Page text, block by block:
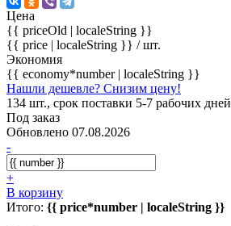
Цена
{{ priceOld | localeString }}
{{ price | localeString }} / шт.
Экономия
{{ economy*number | localeString }}
Нашли дешевле? Снизим цену!
134 шт., срок поставки 5-7 рабочих дней
Под заказ
Обновлено 07.08.2026
-
+
В корзину
Итого: {{ price*number | localeString }}